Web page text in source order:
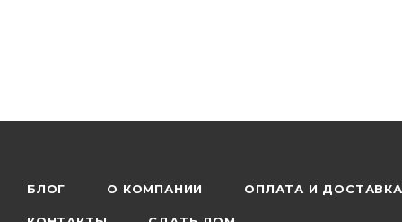
БЛОГ О КОМПАНИИ ОПЛАТА И ДОСТАВКА